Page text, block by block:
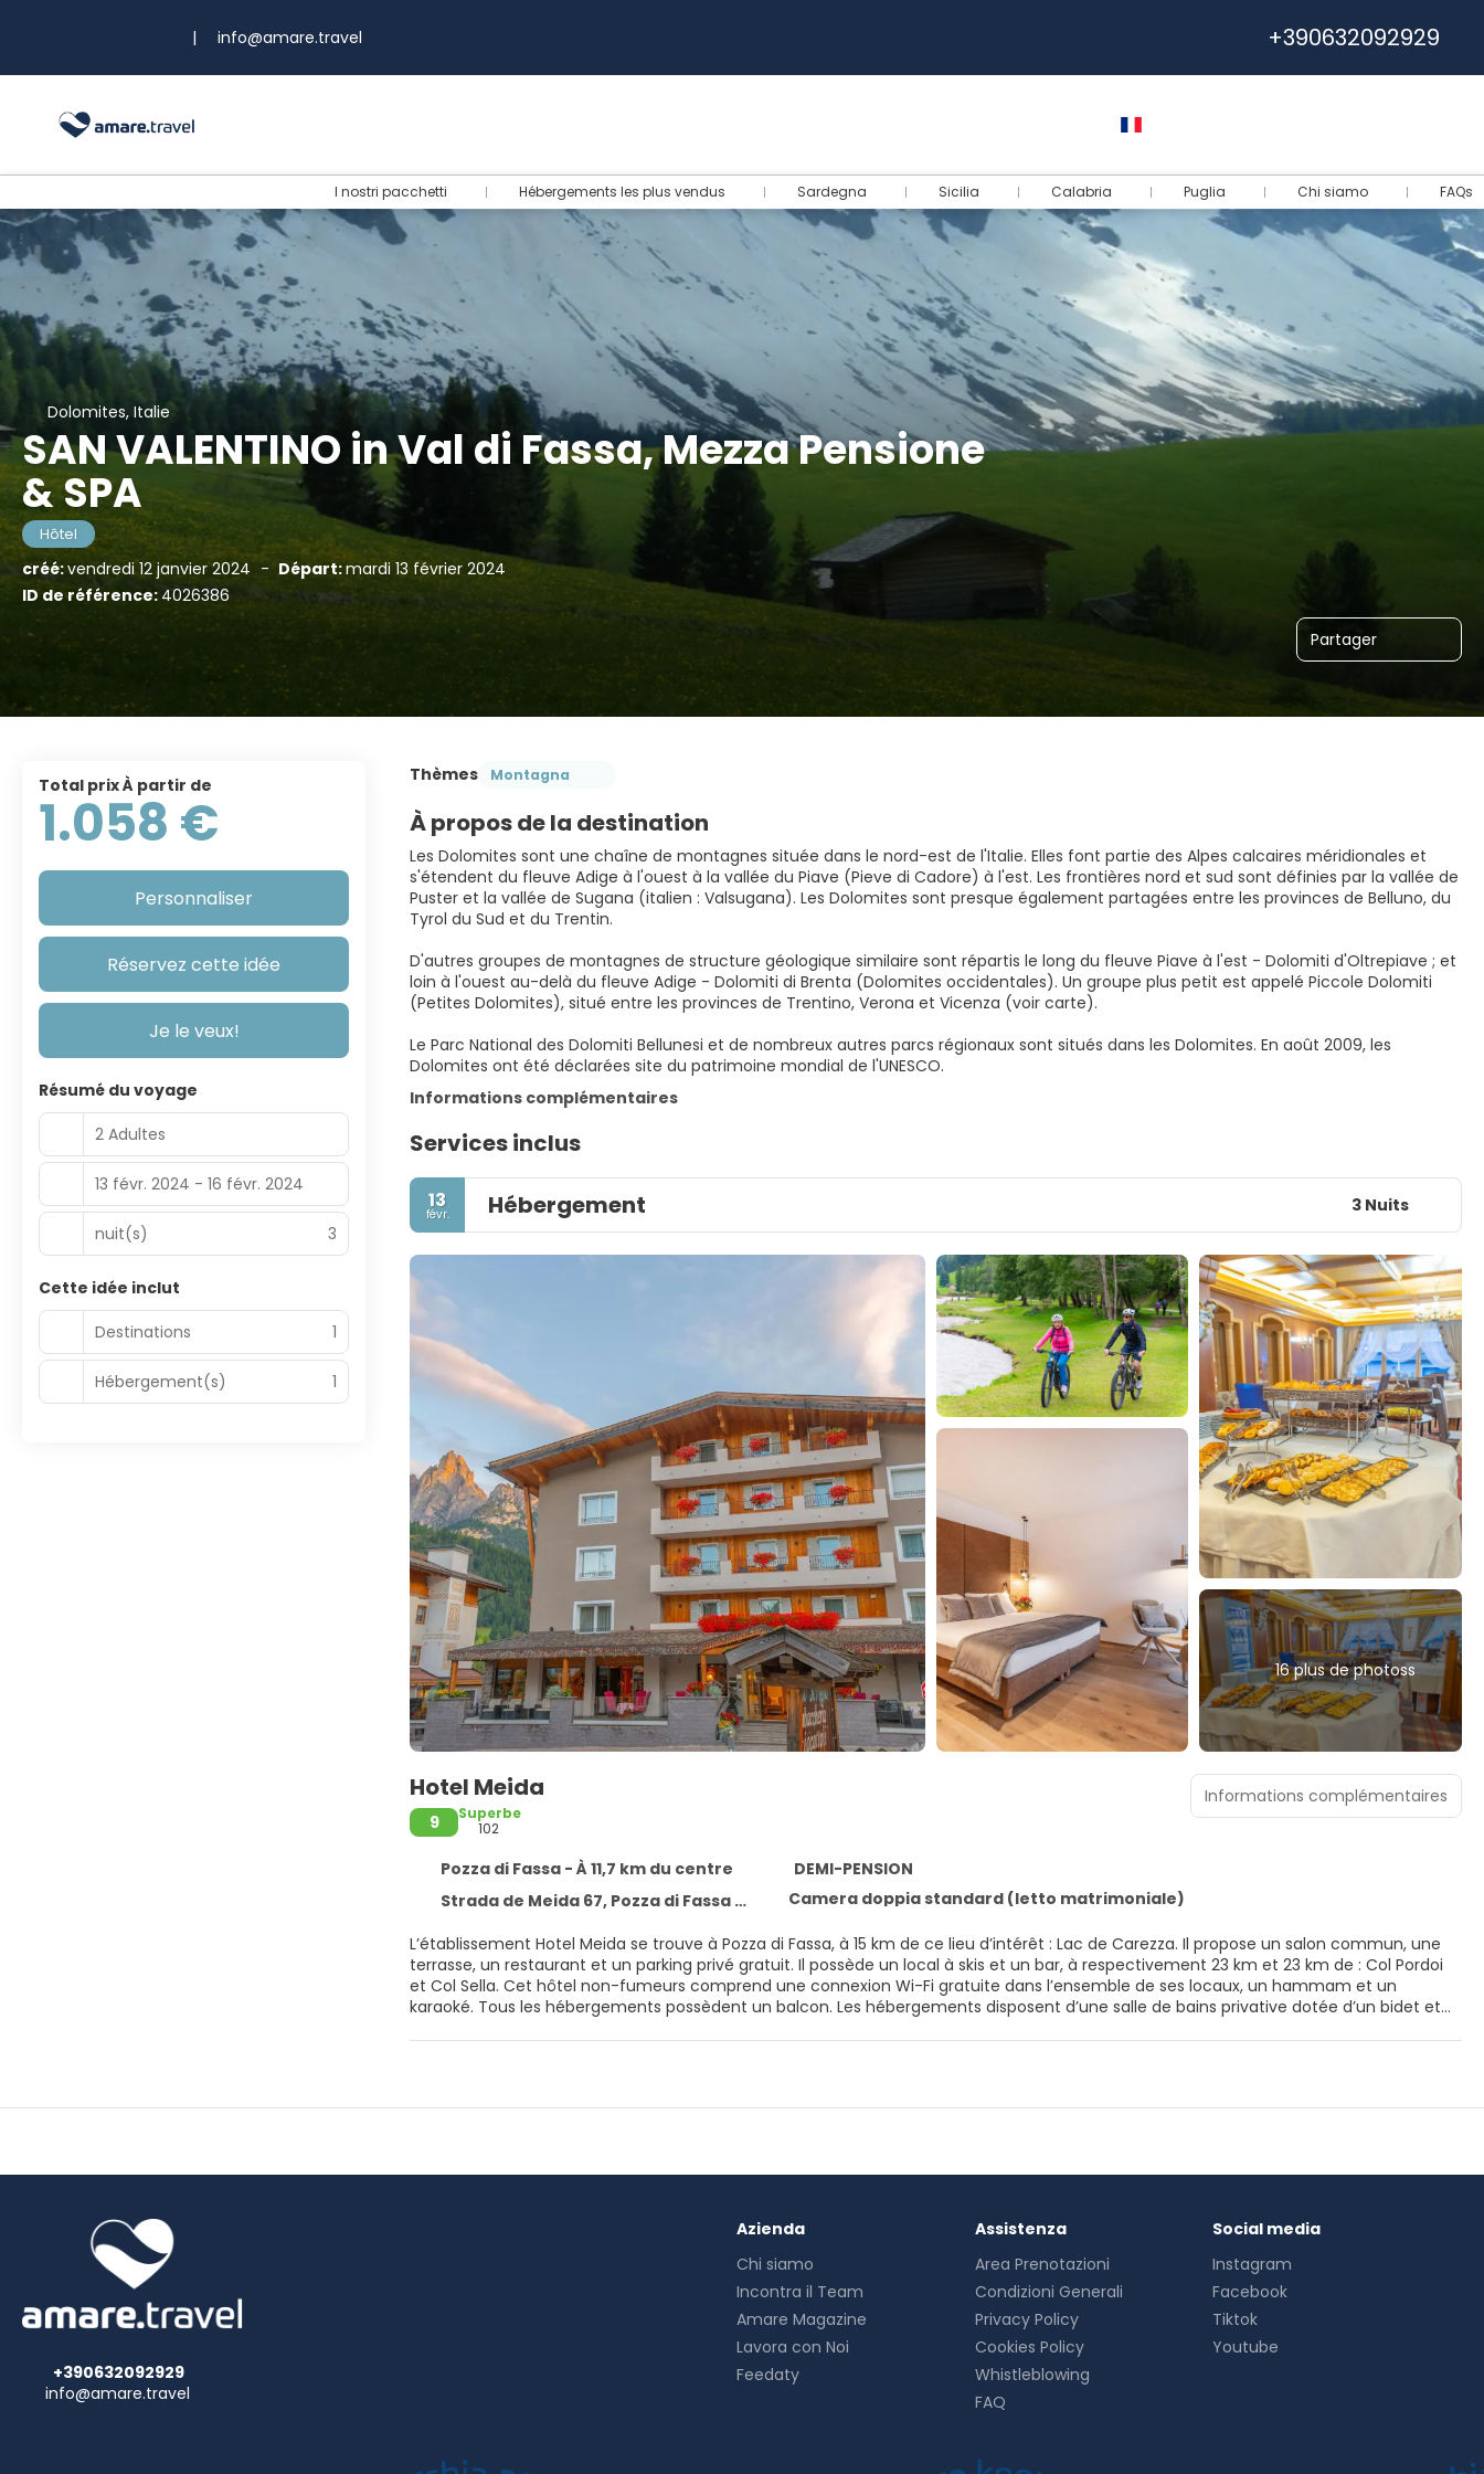
| info@amare.travel +390632092929
I nostri pacchetti Hébergements les plus vendus Sardegna Sicilia Calabria Puglia Chi siamo FAQs
Dolomites, Italie
SAN VALENTINO in Val di Fassa, Mezza Pensione
& SPA
Hôtel
créé:vendredi 12 janvier 2024 - Départ:mardi 13 février 2024
ID de référence: 4026386
Partager
Thèmes Montagna
À propos de la destination
Les Dolomites sont une chaîne de montagnes située dans le nord-est de l'Italie. Elles font partie des Alpes calcaires méridionales et
s'étendent du fleuve Adige à l'ouest à la vallée du Piave (Pieve di Cadore) à l'est. Les frontières nord et sud sont définies par la vallée de
Puster et la vallée de Sugana (italien : Valsugana). Les Dolomites sont presque également partagées entre les provinces de Belluno, du
Tyrol du Sud et du Trentin.
D'autres groupes de montagnes de structure géologique similaire sont répartis le long du fleuve Piave à l'est - Dolomiti d'Oltrepiave ; et
loin à l'ouest au-delà du fleuve Adige - Dolomiti di Brenta (Dolomites occidentales). Un groupe plus petit est appelé Piccole Dolomiti
(Petites Dolomites), situé entre les provinces de Trentino, Verona et Vicenza (voir carte).
Le Parc National des Dolomiti Bellunesi et de nombreux autres parcs régionaux sont situés dans les Dolomites. En août 2009, les
Dolomites ont été déclarées site du patrimoine mondial de l'UNESCO.
Informations complémentaires
Services inclus
13
févr. Hébergement 3 Nuits
16 plus de photoss
Hotel Meida
9
Superbe
102
Pozza di Fassa - À 11,7 km du centre
DEMI-PENSION
Strada de Meida 67, Pozza di Fassa 38036
Camera doppia standard (letto matrimoniale)
L’établissement Hotel Meida se trouve à Pozza di Fassa, à 15 km de ce lieu d’intérêt : Lac de Carezza. Il propose un salon commun, une
terrasse, un restaurant et un parking privé gratuit. Il possède un local à skis et un bar, à respectivement 23 km et 23 km de : Col Pordoi
et Col Sella. Cet hôtel non-fumeurs comprend une connexion Wi-Fi gratuite dans l’ensemble de ses locaux, un hammam et un
karaoké. Tous les hébergements possèdent un balcon. Les hébergements disposent d’une salle de bains privative dotée d’un bidet et
Informations complémentaires
Total prix À partir de
1.058 €
Personnaliser
Réservez cette idée
Je le veux!
Résumé du voyage
2 Adultes
13 févr. 2024 - 16 févr. 2024
nuit(s) 3
Cette idée inclut
Destinations
1
Hébergement(s) 1
+390632092929
info@amare.travel
Azienda
Chi siamo
Incontra il Team
Amare Magazine
Lavora con Noi
Feedaty
Assistenza
Area Prenotazioni
Condizioni Generali
Privacy Policy
Cookies Policy
Whistleblowing
FAQ
Social media
Instagram
Facebook
Tiktok
Youtube